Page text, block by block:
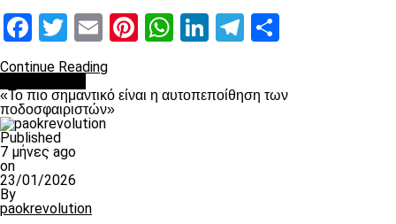
Facebook
Twitter
EmailPinterest
WhatsApp
LinkedIn
Telegram
Continue Reading
«Το πιο σημαντικό είναι η αυτοπεποίθηση των
ποδοσφαιριστών»
Published
7 μήνες ago
on
23/01/2026
By
paokrevolution